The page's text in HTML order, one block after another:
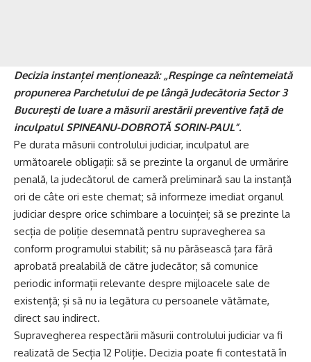
Decizia instanței menționează: „Respinge ca neîntemeiată
propunerea Parchetului de pe lângă Judecătoria Sector 3
București de luare a măsurii arestării preventive față de
inculpatul SPINEANU-DOBROTĂ SORIN-PAUL”.
Pe durata măsurii controlului judiciar, inculpatul are
următoarele obligații: să se prezinte la organul de urmărire
penală, la judecătorul de cameră preliminară sau la instanță
ori de câte ori este chemat; să informeze imediat organul
judiciar despre orice schimbare a locuinței; să se prezinte la
secția de poliție desemnată pentru supravegherea sa
conform programului stabilit; să nu părăsească țara fără
aprobată prealabilă de către judecător; să comunice
periodic informații relevante despre mijloacele sale de
existență; și să nu ia legătura cu persoanele vătămate,
direct sau indirect.
Supravegherea respectării măsurii controlului judiciar va fi
realizată de Secția 12 Poliție. Decizia poate fi contestată în